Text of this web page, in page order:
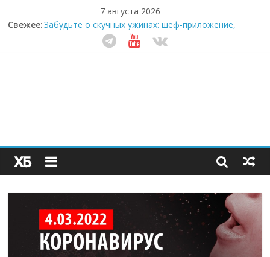
7 августа 2026
Свежее:Забудьте о скучных ужинах: шеф-приложение,
которое видит вашу еду насквозь
Небо зовёт: как бизнес на полётах дронов и
Секрет супергидратации: почему кокосовая вода с
пребиотиками становится главным трендом
здорового питания